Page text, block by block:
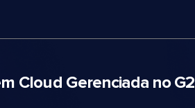
Cloud Gerenciada no G2